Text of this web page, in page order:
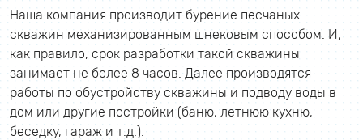
Наша компания производит бурение песчаных
скважин механизированным шнековым способом. И,
как правило, срок разработки такой скважины
занимает не более 8 часов. Далее производятся
работы по обустройству скважины и подводу воды в
дом или другие постройки (баню, летнюю кухню,
беседку, гараж и т.д.).